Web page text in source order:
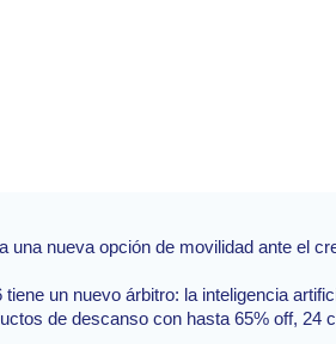
una nueva opción de movilidad ante el
tiene un nuevo árbitro: la inteligencia
de descanso con hasta 65% off, 24